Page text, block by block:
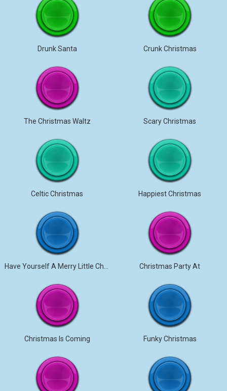
Drunk Santa Crunk Christmas
The Christmas Waltz Scary Christmas
Celtic Christmas Happiest Christmas
Christmas Party At
Christmas Is Coming Funky Christmas